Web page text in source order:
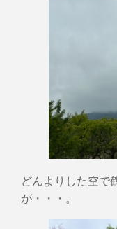
どんよりした空で
が・・・。